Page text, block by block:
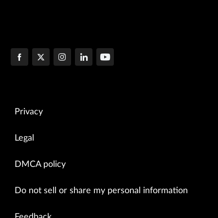
Privacy
Legal
DMCA policy
Do not sell or share my personal information